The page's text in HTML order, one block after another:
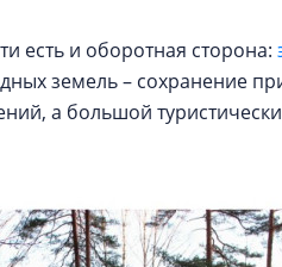
есть и оборотная сторона:
земель – сохранение
а большой